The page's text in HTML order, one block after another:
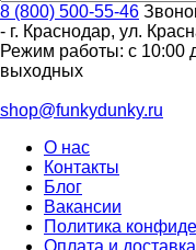
8 (800) 500-55-46
- г. Краснодар, ул.
Режим работы: с 10:00
выходных
shop@funkydunky.ru
О нас
Контакты
Блог
Вакансии
Политика
Оплата и доставка